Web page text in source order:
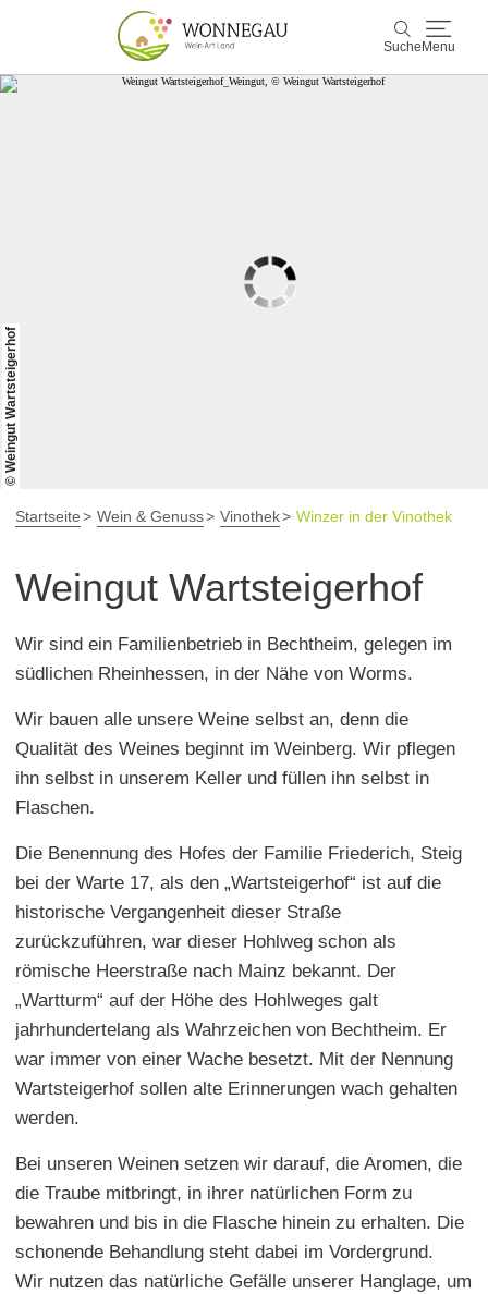
Suche Menu
Kultur & Events
© Weingut Wartsteigerhof
Startseite Wein & Genuss Vinothek Winzer in der Vinothek
Weingut Wartsteigerhof
Wir sind ein Familienbetrieb in Bechtheim, gelegen im
südlichen Rheinhessen, in der Nähe von Worms.
Wir bauen alle unsere Weine selbst an, denn die
Qualität des Weines beginnt im Weinberg. Wir pflegen
ihn selbst in unserem Keller und füllen ihn selbst in
Flaschen.
Die Benennung des Hofes der Familie Friederich, Steig
bei der Warte 17, als den „Wartsteigerhof“ ist auf die
historische Vergangenheit dieser Straße
zurückzuführen, war dieser Hohlweg schon als
römische Heerstraße nach Mainz bekannt. Der
„Wartturm“ auf der Höhe des Hohlweges galt
jahrhundertelang als Wahrzeichen von Bechtheim. Er
war immer von einer Wache besetzt. Mit der Nennung
Wartsteigerhof sollen alte Erinnerungen wach gehalten
werden.
Bei unseren Weinen setzen wir darauf, die Aromen, die
die Traube mitbringt, in ihrer natürlichen Form zu
bewahren und bis in die Flasche hinein zu erhalten. Die
schonende Behandlung steht dabei im Vordergrund.
Wir nutzen das natürliche Gefälle unserer Hanglage, um